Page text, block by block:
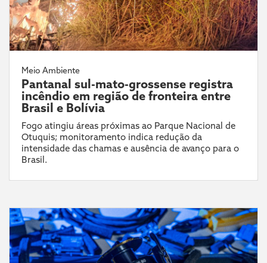
Meio Ambiente
Pantanal sul-mato-grossense registra
incêndio em região de fronteira entre
Brasil e Bolívia
Fogo atingiu áreas próximas ao Parque Nacional de
Otuquis; monitoramento indica redução da
intensidade das chamas e ausência de avanço para o
Brasil.